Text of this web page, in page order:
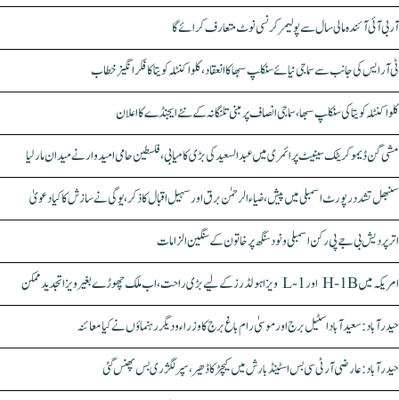
آر بی آئی آئندہ مالی سال سے پولیمر کرنسی نوٹ متعارف کرائے گا
ٹی آر ایس کی جانب سے سماجی نیائے سنکلپ سبھا کا انعقاد، کلواکنٹلہ کویتا کا فکر انگیز خطاب
کلواکنٹلہ کویتا کی سنکلپ سبھا، سماجی انصاف پر مبنی تلنگانہ کے نئے ایجنڈے کا اعلان
مشی گن ڈیموکریٹک سینیٹ پرائمری میں عبدالسعید کی بڑی کامیابی، فلسطین حامی امیدوار نے میدان مار لیا
سنبھل تشدد رپورٹ اسمبلی میں پیش، ضیاء الرحمٰن برق اور سہیل اقبال کا ذکر، یوگی نے سازش کا کیا دعویٰ
اتر پردیش بی جے پی رکن اسمبلی ونود سنگھ پر خاتون کے سنگین الزامات
امریکہ میں H-1B اور L-1 ویزا ہولڈرز کے لیے بڑی راحت، اب ملک چھوڑے بغیر ویزا تجدید ممکن
حیدرآباد: سعیدآباد اسٹیل برج اور موسیٰ رام باغ برج کا وزراء و دیگر رہنماؤں نے کیا معائنہ
حیدرآباد: عارضی آر ٹی سی بس اسٹینڈ بارش میں کیچڑ کا ڈھیر، سپر لگژری بس پھنس گئی